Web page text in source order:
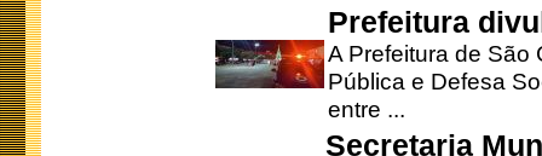
Prefeitura
A Prefeitura de São
Pública e Defesa
entre ...
Secretaria